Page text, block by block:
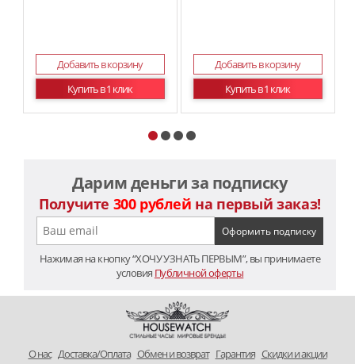
Добавить в корзину
Купить в 1 клик
Добавить в корзину
Купить в 1 клик
Дарим деньги за подписку
Получите 300 рублей на первый заказ!
Нажимая на кнопку “ХОЧУ УЗНАТЬ ПЕРВЫМ”, вы принимаете
условия Публичной оферты
O нас Доставка/Оплата Обмен и возврат Гарантия Скидки и акции